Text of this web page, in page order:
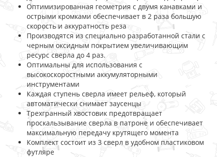
Оптимизированная геометрия с двумя канавками и
острыми кромками обеспечивает в 2 раза большую
скорость и аккуратность реза
Производятся из специально разработанной стали с
черным оксидным покрытием увеличивающим
ресурс сверла до 4 раз.
Оптимальны для использования с
высокоскоростными аккумуляторными
инструментами
Каждая ступень сверла имеет рельеф, который
автоматически снимает заусенцы
Трехгранный хвостовик предотвращает
проскальзывание сверла в патроне и обеспечивает
максимальную передачу крутящего момента
Комплект состоит из 3 сверл в удобном пластиковом
футляре